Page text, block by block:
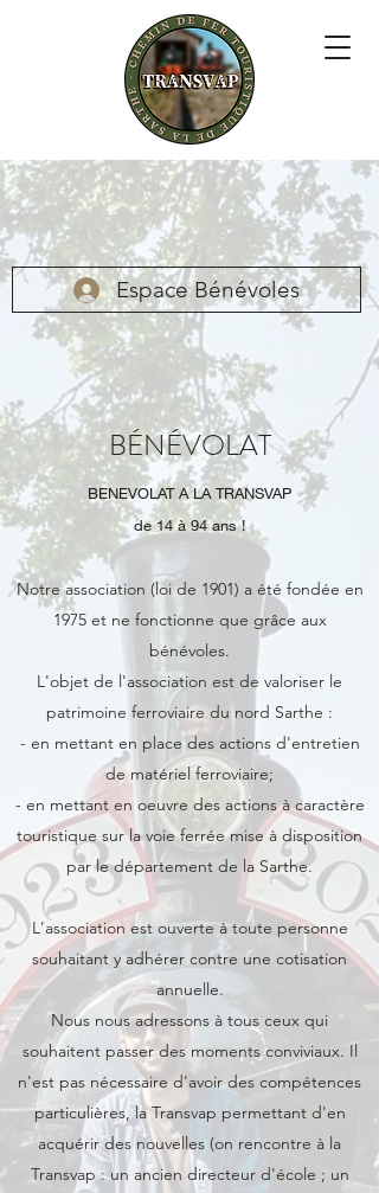
Espace Bénévoles
BÉNÉVOLAT
BENEVOLAT A LA TRANSVAP
de 14 à 94 ans !
Notre association (loi de 1901) a été fondée en
1975 et ne fonctionne que grâce aux
bénévoles.
L'objet de l'association est de valoriser le
patrimoine ferroviaire du nord Sarthe :
- en mettant en place des actions d'entretien
de matériel ferroviaire;
- en mettant en oeuvre des actions à caractère
touristique sur la voie ferrée mise à disposition
par le département de la Sarthe.
L'association est ouverte à toute personne
souhaitant y adhérer contre une cotisation
annuelle.
Nous nous adressons à tous ceux qui
souhaitent passer des moments conviviaux. Il
n'est pas nécessaire d'avoir des compétences
particulières, la Transvap permettant d'en
acquérir des nouvelles (on rencontre à la
Transvap : un ancien directeur d'école ; un